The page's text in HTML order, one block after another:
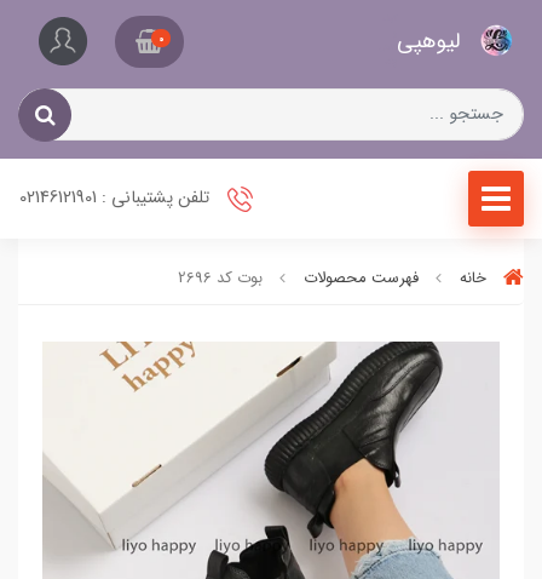
لیو‌هپی 0
تلفن پشتیبانی : 02146121901
خانه فهرست محصولات بوت کد 2696